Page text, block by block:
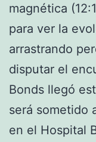
magnética
para ver la
arrastrando
disputar el
Bonds llegó
será sometido
en el Hospital